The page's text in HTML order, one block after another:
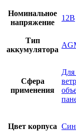
Номинальное
напряжение
12В
Тип
аккумулятора
Сфера
применения
Для
Цвет корпуса